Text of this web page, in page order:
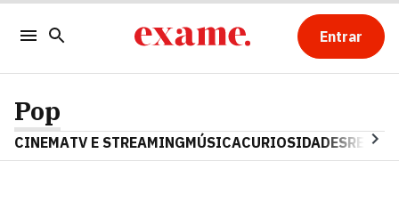
Entrar
Pop
CINEMATV E STREAMINGMÚSICACURIOSIDADES